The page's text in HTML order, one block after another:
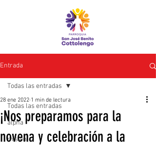
Entrada
Todas las entradas
alpha
misión
Todas las entradas
¡Nos preparamos para la
novena y celebración a la
28 ene 2022 1 min de lectura